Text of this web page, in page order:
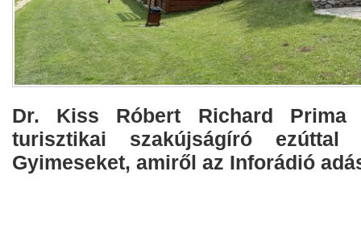
Dr. Kiss Róbert Richard Prima
turisztikai szakújságíró ezúttal
Gyimeseket, amiről az Inforádió